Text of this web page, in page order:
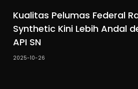
Kualitas Pelumas Federal
Synthetic Kini Lebih Andal
API SN
2025-10-26